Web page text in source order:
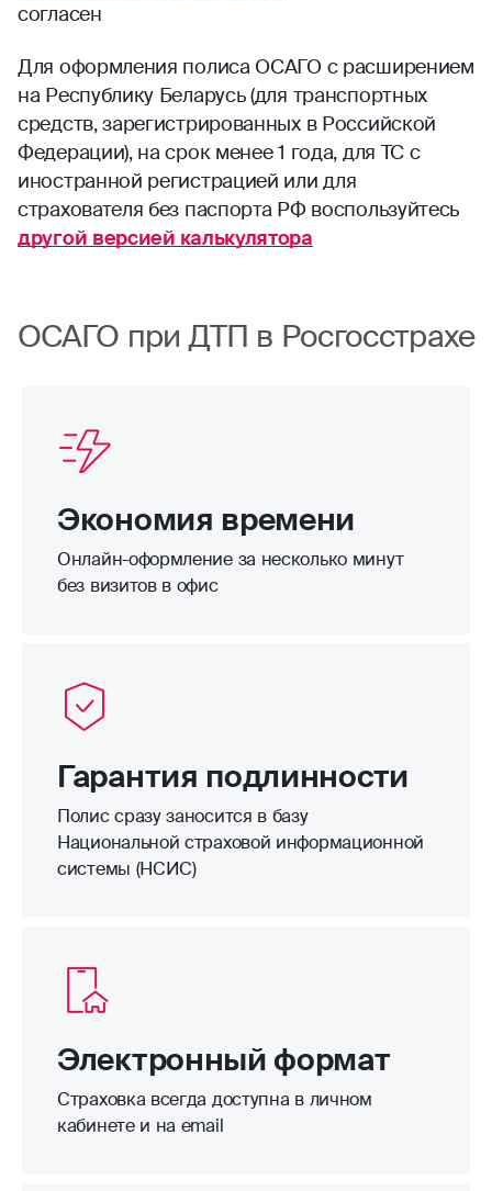
согласен
Для оформления полиса ОСАГО с расширением
на Республику Беларусь (для транспортных
средств, зарегистрированных в Российской
Федерации), на срок менее 1 года, для ТС с
иностранной регистрацией или для
страхователя без паспорта РФ воспользуйтесь
другой версией калькулятора
ОСАГО при ДТП в Росгосстрахе
Экономия времени
Онлайн-оформление за несколько минут
без визитов в офис
Гарантия подлинности
Полис сразу заносится в базу
Национальной страховой информационной
системы (НСИС)
Электронный формат
Страховка всегда доступна в личном
кабинете и на email